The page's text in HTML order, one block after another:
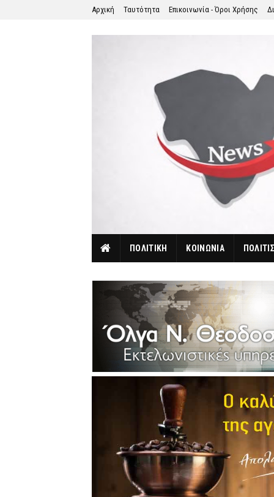
Αρχική Ταυτότητα Επικοινωνία - Όροι Χρήσης
ΠΟΛΙΤΙΚΗ ΚΟΙΝΩΝΙΑ